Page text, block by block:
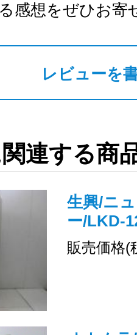
感想をぜひお寄
レビューを
連する商
生興/ニ
ー/LKD-
販売価格(